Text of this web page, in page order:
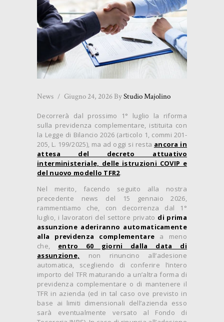
News Giugno 24, 2026 ByStudio Majolino
Decorrerà dal prossimo 1° luglio la riforma
sulla previdenza complementare, istituita con
la Legge di Bilancio 2026 (articolo 1, commi 201-
205, L. 199/2025), ma ad oggi si resta ancora in
attesa del decreto attuativo
interministeriale, delle istruzioni COVIP e
del nuovo modello TFR2.
Nel merito, facendo seguito alla nostra
precedente news del 15 gennaio 2026,
rammentiamo che, con decorrenza dal 1°
luglio, i lavoratori del settore privato di prima
assunzione aderiranno automaticamente
alla previdenza complementare a meno
che, entro 60 giorni dalla data di
assunzione, non rinuncino all’adesione
automatica, scegliendo di conferire l’intero
importo del TFR maturando a un’altra forma di
previdenza complementare o di mantenere il
TFR in azienda (ed in tal caso ove previsto in
base ai limiti dimensionali dell’azienda esso
sarà eventualmente versato al Fondo di